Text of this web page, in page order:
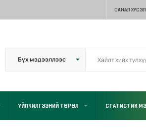
САНАЛ
ҮЙЛЧИЛГЭЭНИЙ ТӨРӨЛ СТАТИСТИК